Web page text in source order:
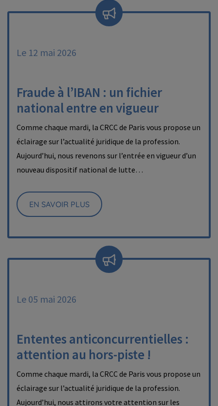
Le 12 mai 2026
Fraude à l’IBAN : un fichier
national entre en vigueur
Comme chaque mardi, la CRCC de Paris vous propose un
éclairage sur l’actualité juridique de la profession.
Aujourd’hui, nous revenons sur l’entrée en vigueur d’un
nouveau dispositif national de lutte…
EN SAVOIR PLUS
Le 05 mai 2026
Ententes anticoncurrentielles :
attention au hors-piste !
Comme chaque mardi, la CRCC de Paris vous propose un
éclairage sur l’actualité juridique de la profession.
Aujourd’hui, nous attirons votre attention sur les